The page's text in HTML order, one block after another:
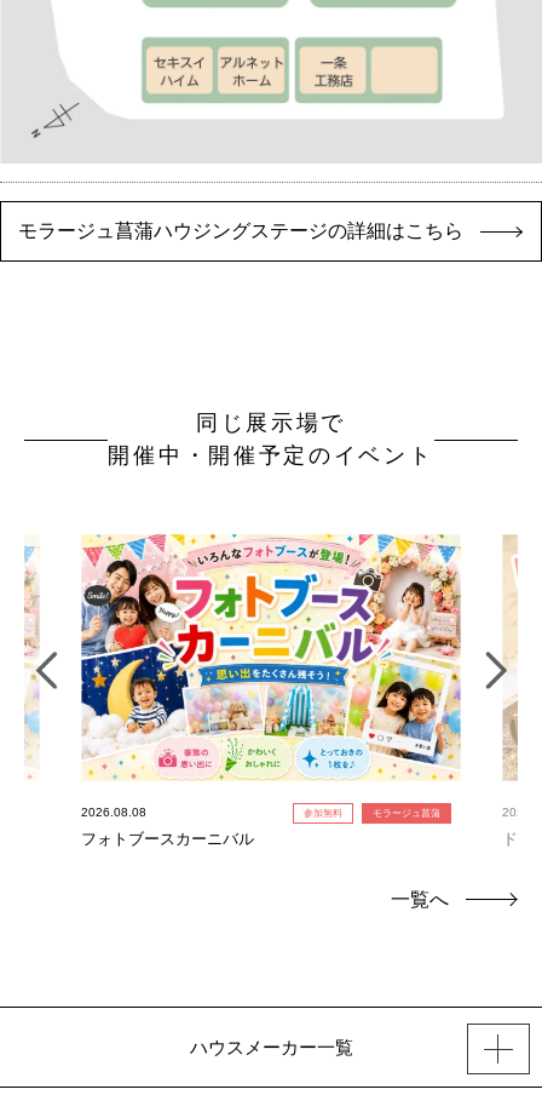
モラージュ菖蒲ハウジングステージの詳細はこちら
同じ展示場で
開催中・開催予定のイベント
2026.08.08 参加無料 モラージュ菖蒲
フォトブースカーニバル ドキ
一覧へ
ハウスメーカー一覧